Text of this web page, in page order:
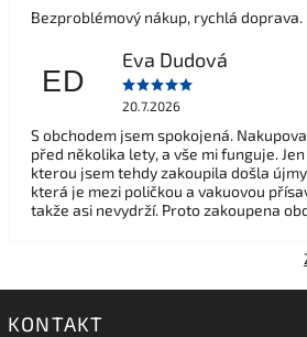
Bezproblémový nákup, rychlá doprava.
ED
Eva Dudová
20.7.2026
S obchodem jsem spokojená.
před několika lety, a vše mi funguje.
kterou jsem tehdy zakoupila došla
která je mezi poličkou a vakuovou
takže asi nevydrží. Proto zakoupena
KONTAKT